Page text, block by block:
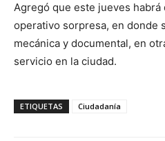
Agregó que este jueves habrá
operativo sorpresa, en donde
mecánica y documental, en
servicio en la ciudad.
ETIQUETAS Ciudadanía